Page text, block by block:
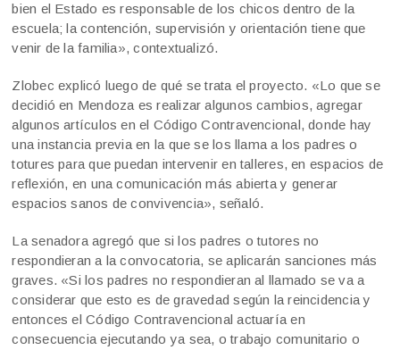
bien el Estado es responsable de los chicos dentro de la
escuela; la contención, supervisión y orientación tiene que
venir de la familia», contextualizó.
Zlobec explicó luego de qué se trata el proyecto. «Lo que se
decidió en Mendoza es realizar algunos cambios, agregar
algunos artículos en el Código Contravencional, donde hay
una instancia previa en la que se los llama a los padres o
totures para que puedan intervenir en talleres, en espacios de
reflexión, en una comunicación más abierta y generar
espacios sanos de convivencia», señaló.
La senadora agregó que si los padres o tutores no
respondieran a la convocatoria, se aplicarán sanciones más
graves. «Si los padres no respondieran al llamado se va a
considerar que esto es de gravedad según la reincidencia y
entonces el Código Contravencional actuaría en
consecuencia ejecutando ya sea, o trabajo comunitario o